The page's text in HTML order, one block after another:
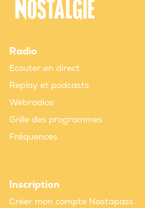
Radio
Ecouter en direct
Replay et podcasts
Webradios
Grille des programmes
Fréquences
Inscription
Créer mon compte Nostapass